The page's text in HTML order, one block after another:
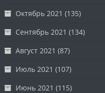
Октябрь 2021 (135)
Сентябрь 2021 (134)
Август 2021 (87)
Июль 2021 (107)
Июнь 2021 (115)